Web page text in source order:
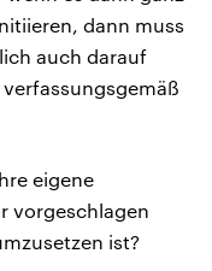
dann muss
auch darauf
eigene
vorgeschlagen
ist?